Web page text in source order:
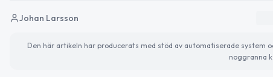
Johan Larsson
Den här artikeln har producerats med stöd av automatiserade system
noggranna